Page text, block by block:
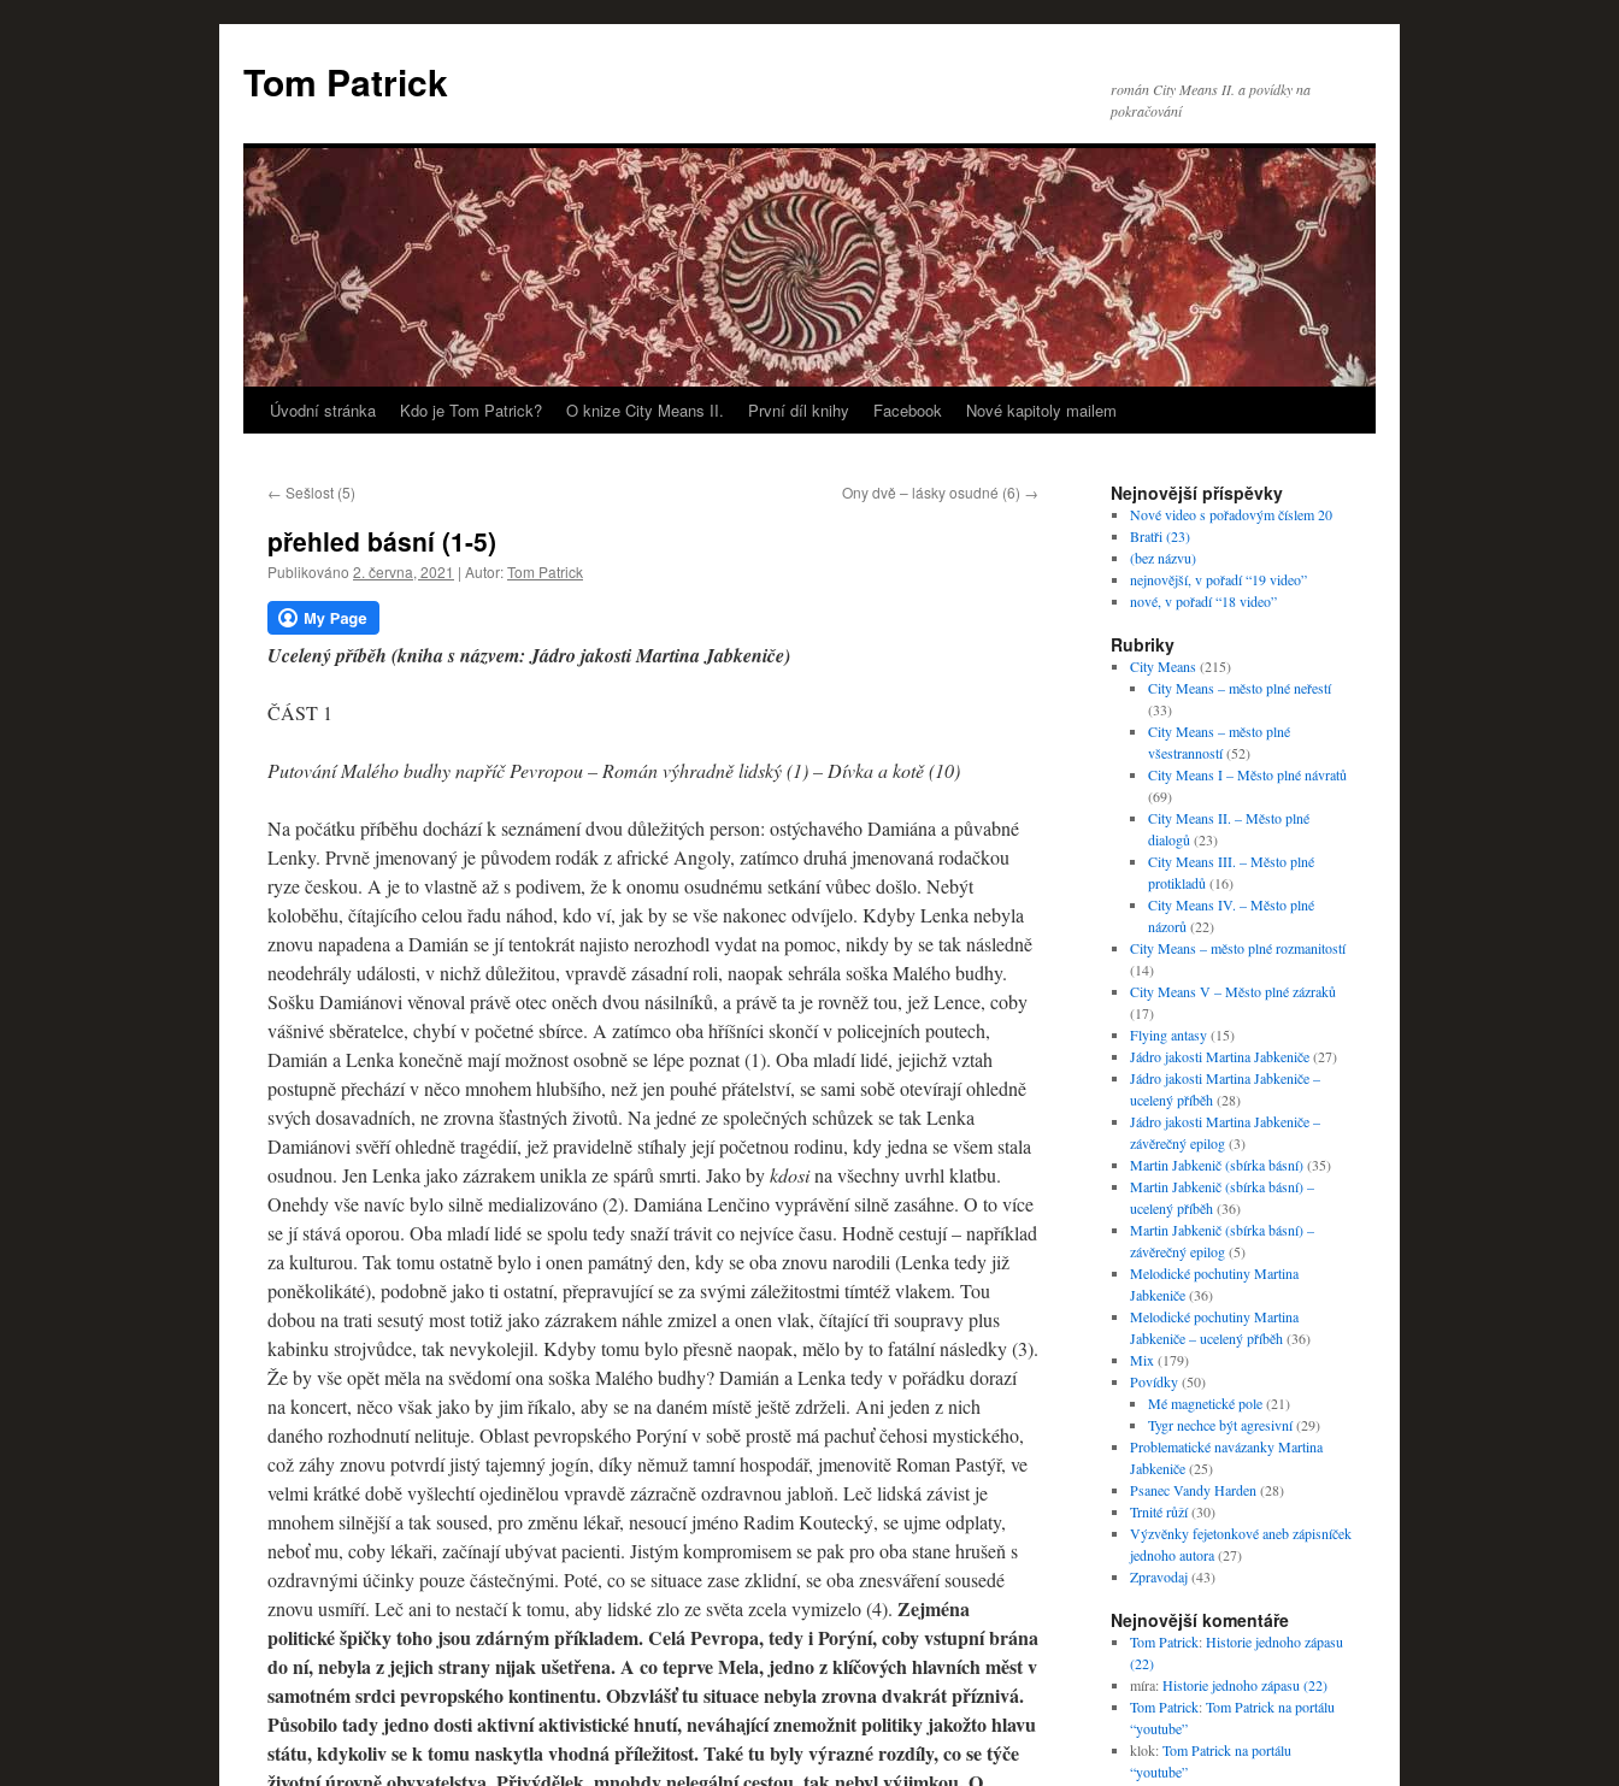
Tom Patrick
román City Means II. a povídky na
pokračování
Přejít
obsahu
webu
Úvodní stránka Kdo je Tom Patrick? O knize City Means II. První díl knihy Facebook Nové kapitoly mailem
← Sešlost (5) Ony dvě – lásky osudné (6) →
přehled básní (1-5)
Publikováno 2. června, 2021 | Autor:Tom Patrick
Ucelený příběh (kniha s názvem: Jádro jakosti Martina Jabkeniče)
ČÁST 1
Putování Malého budhy napříč Pevropou – Román výhradně lidský (1) – Dívka a kotě (10)
Na počátku příběhu dochází k seznámení dvou důležitých person: ostýchavého Damiána a půvabné
Lenky. Prvně jmenovaný je původem rodák z africké Angoly, zatímco druhá jmenovaná rodačkou
ryze českou. A je to vlastně až s podivem, že k onomu osudnému setkání vůbec došlo. Nebýt
koloběhu, čítajícího celou řadu náhod, kdo ví, jak by se vše nakonec odvíjelo. Kdyby Lenka nebyla
znovu napadena a Damián se jí tentokrát najisto nerozhodl vydat na pomoc, nikdy by se tak následně
neodehrály události, v nichž důležitou, vpravdě zásadní roli, naopak sehrála soška Malého budhy.
Sošku Damiánovi věnoval právě otec oněch dvou násilníků, a právě ta je rovněž tou, jež Lence, coby
vášnivé sběratelce, chybí v početné sbírce. A zatímco oba hříšníci skončí v policejních poutech,
Damián a Lenka konečně mají možnost osobně se lépe poznat (1). Oba mladí lidé, jejichž vztah
postupně přechází v něco mnohem hlubšího, než jen pouhé přátelství, se sami sobě otevírají ohledně
svých dosavadních, ne zrovna šťastných životů. Na jedné ze společných schůzek se tak Lenka
Damiánovi svěří ohledně tragédií, jež pravidelně stíhaly její početnou rodinu, kdy jedna se všem stala
osudnou. Jen Lenka jako zázrakem unikla ze spárů smrti. Jako bykdosina všechny uvrhl klatbu.
Onehdy vše navíc bylo silně medializováno (2). Damiána Lenčino vyprávění silně zasáhne. O to více
se jí stává oporou. Oba mladí lidé se spolu tedy snaží trávit co nejvíce času. Hodně cestují – například
za kulturou. Tak tomu ostatně bylo i onen památný den, kdy se oba znovu narodili (Lenka tedy již
poněkolikáté), podobně jako ti ostatní, přepravující se za svými záležitostmi tímtéž vlakem. Tou
dobou na trati sesutý most totiž jako zázrakem náhle zmizel a onen vlak, čítající tři soupravy plus
kabinku strojvůdce, tak nevykolejil. Kdyby tomu bylo přesně naopak, mělo by to fatální následky (3).
Že by vše opět měla na svědomí ona soška Malého budhy? Damián a Lenka tedy v pořádku dorazí
na koncert, něco však jako by jim říkalo, aby se na daném místě ještě zdrželi. Ani jeden z nich
daného rozhodnutí nelituje. Oblast pevropského Porýní v sobě prostě má pachuť čehosi mystického,
což záhy znovu potvrdí jistý tajemný jogín, díky němuž tamní hospodář, jmenovitě Roman Pastýř, ve
velmi krátké době vyšlechtí ojedinělou vpravdě zázračně ozdravnou jabloň. Leč lidská závist je
mnohem silnější a tak soused, pro změnu lékař, nesoucí jméno Radim Koutecký, se ujme odplaty,
neboť mu, coby lékaři, začínají ubývat pacienti. Jistým kompromisem se pak pro oba stane hrušeň s
ozdravnými účinky pouze částečnými. Poté, co se situace zase zklidní, se oba znesváření sousedé
znovu usmíří. Leč ani to nestačí k tomu, aby lidské zlo ze světa zcela vymizelo (4). Zejména
politické špičky toho jsou zdárným příkladem. Celá Pevropa, tedy i Porýní, coby vstupní brána
do ní, nebyla z jejich strany nijak ušetřena. A co teprve Mela, jedno z klíčových hlavních měst v
samotném srdci pevropského kontinentu. Obzvlášť tu situace nebyla zrovna dvakrát příznivá.
Působilo tady jedno dosti aktivní aktivistické hnutí, neváhající znemožnit politiky jakožto hlavu
státu, kdykoliv se k tomu naskytla vhodná příležitost. Také tu byly výrazné rozdíly, co se týče
Nejnovější příspěvky
Nové video s pořadovým číslem 20
Bratři (23)
(bez názvu)
nejnovější, v pořadí “19 video”
nové, v pořadí “18 video”
Rubriky
City Means(215)
City Means – město plné neřestí
(33)
City Means – město plné
všestranností(52)
City Means I – Město plné návratů
(69)
City Means II. – Město plné
dialogů (23)
City Means III. – Město plné
protikladů (16)
City Means IV. – Město plné
názorů (22)
City Means – město plné rozmanitostí
(14)
City Means V – Město plné zázraků
(17)
Flying antasy(15)
Jádro jakosti Martina Jabkeniče(27)
Jádro jakosti Martina Jabkeniče –
ucelený příběh(28)
Jádro jakosti Martina Jabkeniče –
závěrečný epilog(3)
Martin Jabkenič (sbírka básní)(35)
Martin Jabkenič (sbírka básní) –
ucelený příběh(36)
Martin Jabkenič (sbírka básní) –
závěrečný epilog(5)
Melodické pochutiny Martina
Jabkeniče(36)
Melodické pochutiny Martina
Jabkeniče – ucelený příběh(36)
Mix (179)
Povídky(50)
Mé magnetické pole(21)
Tygr nechce být agresivní(29)
Problematické navázanky Martina
Jabkeniče(25)
Psanec Vandy Harden (28)
Trnité růží(30)
Výzvěnky fejetonkové aneb zápisníček
jednoho autora(27)
Zpravodaj(43)
Nejnovější komentáře
Tom Patrick:Historie jednoho zápasu
(22)
míra:Historie jednoho zápasu (22)
Tom Patrick:Tom Patrick na portálu
“youtube”
klok:Tom Patrick na portálu
“youtube”